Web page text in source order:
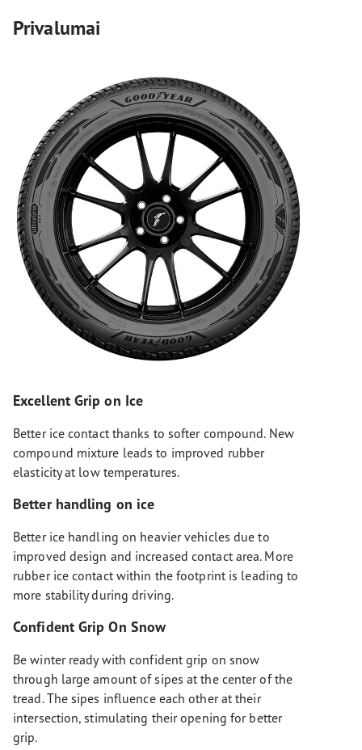
Privalumai
Excellent Grip on Ice
Better ice contact thanks to softer compound. New
compound mixture leads to improved rubber
elasticity at low temperatures.
Better handling on ice
Better ice handling on heavier vehicles due to
improved design and increased contact area. More
rubber ice contact within the footprint is leading to
more stability during driving.
Confident Grip On Snow
Be winter ready with confident grip on snow
through large amount of sipes at the center of the
tread. The sipes influence each other at their
intersection, stimulating their opening for better
grip.